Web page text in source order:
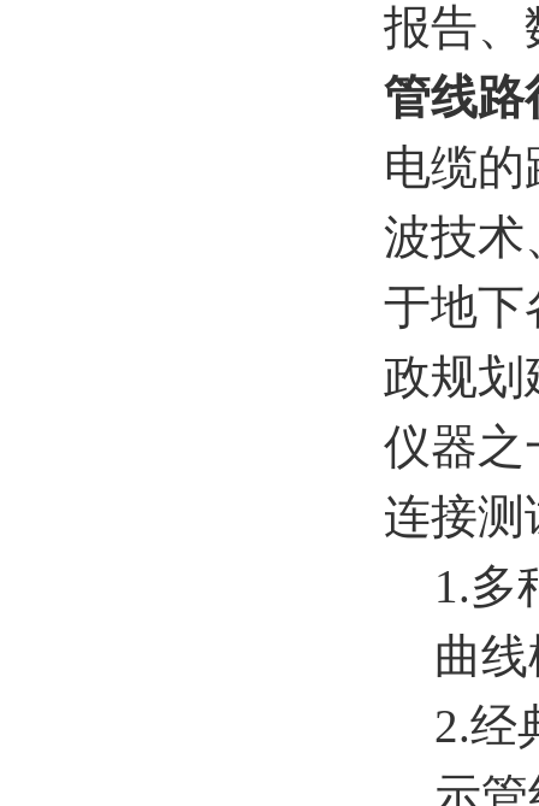
报告、
管线路
电缆
波技术
于地下
政规划
仪器之
连接测
1.多
曲
2.经